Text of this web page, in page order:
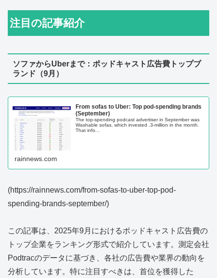
注目の記事紹介
ソファからUberまで：ポッドキャスト広告費トップブ
ランド（9月）
From sofas to Uber: Top pod-spending brands
(September)
The top-spending podcast advertiser in September was
Washable sofas, which invested .3-million in the month.
That info...
rainnews.com
(https://rainnews.com/from-sofas-to-uber-top-pod-
spending-brands-september/)
この記事は、2025年9月におけるポッドキャスト広告費の
トップ企業をランキング形式で紹介しています。測定会社
Podtracのデータに基づき、各社の広告費や業界の動向を
分析しています。特に注目すべきは、首位を獲得した